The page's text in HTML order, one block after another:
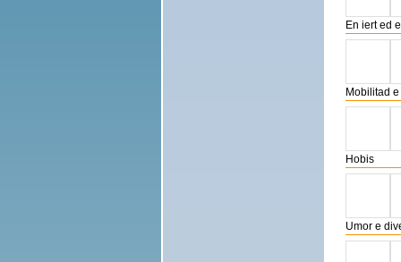
En iert ed
Mobilitad
Hobis
Umor e